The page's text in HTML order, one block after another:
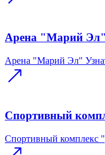
Арена "Марий Эл"
Арена "Марий Эл"
Спортивный
Спортивный комплекс